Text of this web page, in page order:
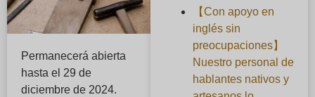
Permanecerá abierta
hasta el 29 de
diciembre de 2024.
【Con apoyo en
inglés sin
preocupaciones】
Nuestro personal de
hablantes nativos y